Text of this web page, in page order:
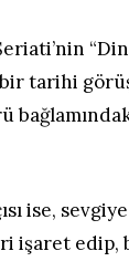
tarihi
ise,
işaret